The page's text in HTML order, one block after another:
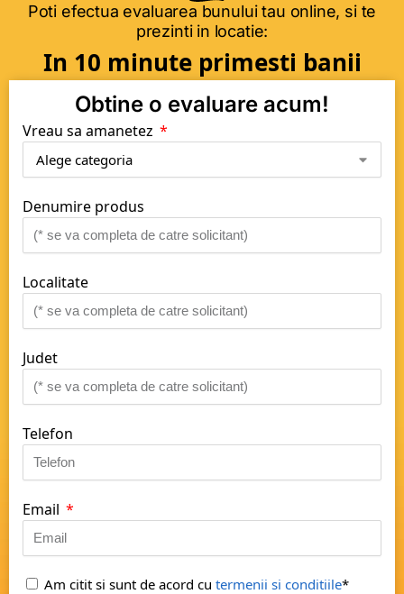
Poti efectua evaluarea bunului tau online, si te
prezinti in locatie:
In 10 minute primesti banii
Obtine o evaluare acum!
Vreau sa amanetez
Denumire produs
Localitate
Judet
Telefon
Email
Am citit si sunt de acord cu termenii si conditiile*